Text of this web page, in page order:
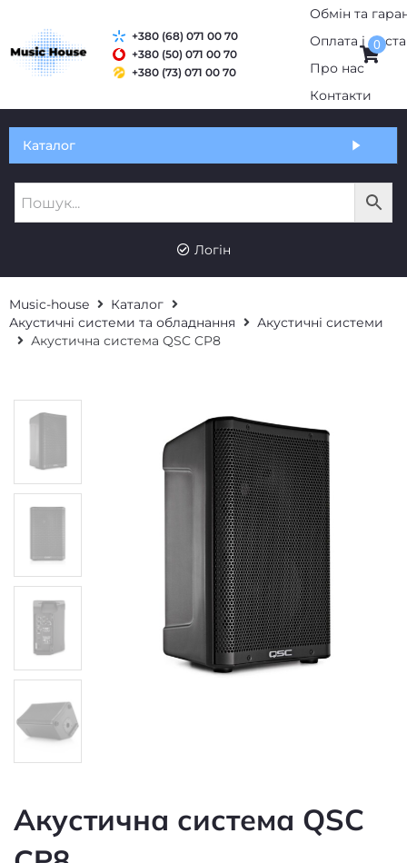
Обмін та гарантія
Про нас
+380 (50) 071 00 70
+380 (73) 071 00 70
0
RU
Логін
Music-house
Каталог
Акустичні системи та обладнання
Акустична система QSC CP8
CP8